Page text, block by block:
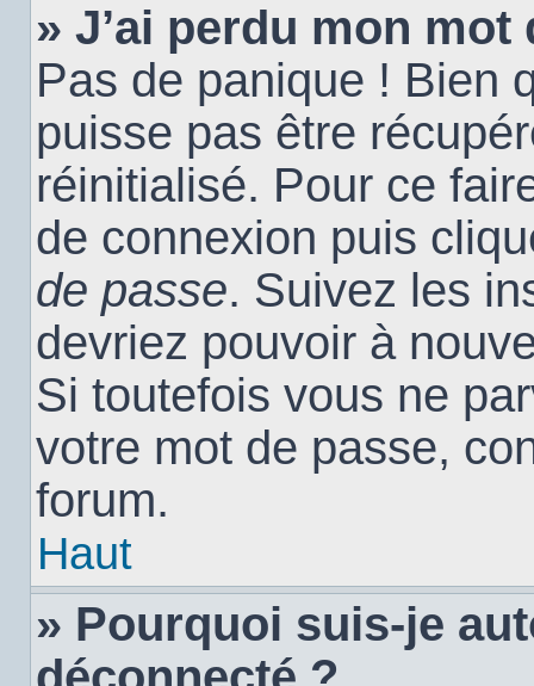
» J’ai perdu mon mot
Pas de panique ! Bien
puisse pas être
réinitialisé. Pour ce
de connexion puis
de passe. Suivez les
devriez pouvoir à
Si toutefois vous ne
votre mot de passe,
forum.
Haut
» Pourquoi suis-je